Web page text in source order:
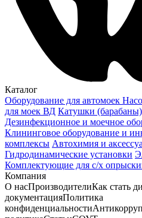
Каталог
Оборудование для автомоек
для моек ВД Катушки (барабаны)
Дезинфекционное и моечное
Клининговое оборудование и
комплексы Автохимия и
Гидродинамические установки
Комплектующие для с/х
Компания
О насПроизводителиКак стать
документацияПолитика
конфиденциальности